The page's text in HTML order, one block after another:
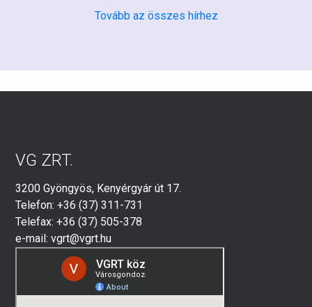
Tovább az összes hírhez
VG ZRT.
3200 Gyöngyös, Kenyérgyár út 17.
Telefon: +36 (37) 311-731
Telefax: +36 (37) 505-378
e-mail: vgrt@vgrt.hu